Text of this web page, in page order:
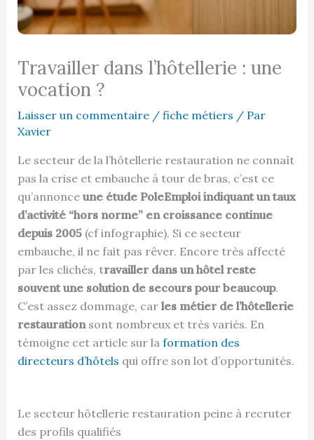
Travailler dans l’hôtellerie : une
vocation ?
Laisser un commentaire / fiche métiers / Par
Xavier
Le secteur de la l’hôtellerie restauration ne connaît
pas la crise et embauche à tour de bras, c’est ce
qu’annonceune étude PoleEmploi indiquant un taux
d’activité “hors norme” en croissance continue
depuis 2005(cf infographie). Si ce secteur
embauche, il ne fait pas rêver. Encore très affecté
par les clichés, travailler dans un hôtel reste
souvent une solution de secours pour beaucoup.
C’est assez dommage, car les métier de l’hôtellerie
restaurationsont nombreux et très variés. En
témoigne cet article sur la formation des
directeurs d’hôtels qui offre son lot d’opportunités.
Le secteur hôtellerie restauration peine à recruter
des profils qualifiés